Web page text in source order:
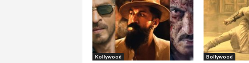
Kollywood Bollywood